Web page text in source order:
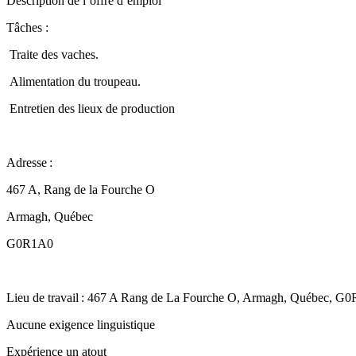
Tâches :
Traite des vaches.
Alimentation du troupeau.
Entretien des lieux de production
Adresse :
467 A, Rang de la Fourche O
Armagh, Québec
G0R1A0
Lieu de travail : 467 A Rang de La Fourche O, Armagh, Québec,
Aucune exigence linguistique
Expérience un atout